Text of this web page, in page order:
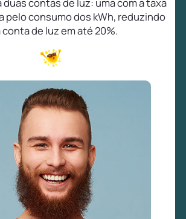
contas de luz: uma com a taxa
pelo consumo dos kWh, reduzindo
conta de luz em até 20%.